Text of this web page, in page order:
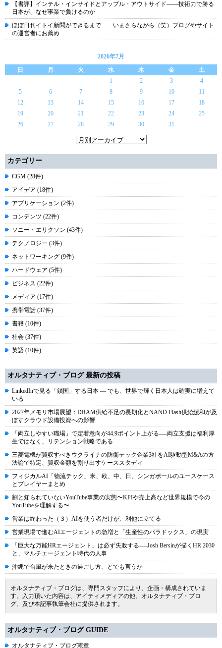
【書評】インテル・インサイドとアップル・アウトサイド――技術力で勝る
日本が、なぜ事業で負けるのか
ほぼ日刊イトイ新聞ができるまで……いまさらながら（笑）ブログやサイト
の運営者にお薦め
2026年7月
日
月 火 水 木 金
土
1
2 3
4
5
6 7 8 9 10
11
12
13 14 15 16 17
18
19
20 21 22 23 24
25
26
27 28 29 30 31
カテゴリー
CGM (28件)
アイデア (18件)
アプリケーション (2件)
コンテンツ (22件)
ソニー・エリクソン (43件)
テクノロジー (3件)
ネットワーキング (9件)
ハードウェア (5件)
ビジネス (22件)
メディア (17件)
携帯電話 (37件)
書籍 (10件)
社会 (37件)
英語 (10件)
オルタナティブ・ブログ 最新の投稿
LinkedInで見る「鎖国」する日本 ― でも、世界で輝く日本人は確実に増えて
いる
2027年メモリ市場展望：DRAM供給不足の長期化とNAND Flash供給緩和が及
ぼすクラウド設備投資への影響
「両立しやすい職場」で定着意向が44.9ポイント上がる----両立支援は福利厚
生ではなく、リテンション戦略である
三菱電機が買収すべきウクライナの防衛テック企業3社をAI駆動型M&Aの方
法論で特定、買収金額を割り出すケーススタディ
フィジカルAI「物流テック」米、欧、中、日、シンガポールのユースケース
とプレイヤーまとめ
割と知られていないYouTube事業の実態〜KPIや売上高など世界規模で今の
YouTubeを理解する〜
営業は終わった（３）AIを使う者だけが、利他に立てる
営業現場で進むAIエージェントの急増と「生産性のパラドックス」の現実
「巨大な万能HRエージェント」は必ず失敗する----Josh Bersinが描くHR 2030
と、マルチエージェント時代の人事
沖縄で台風が来たときの過ごし方、とでも言うか
オルタナティブ・ブログは、専門スタッフにより、企画・構成されていま
す。入力頂いた内容は、アイティメディアの他、オルタナティブ・ブロ
グ、及び本記事執筆会社に提供されます。
オルタナティブ・ブログ GUIDE
オルタナティブ・ブログ憲章